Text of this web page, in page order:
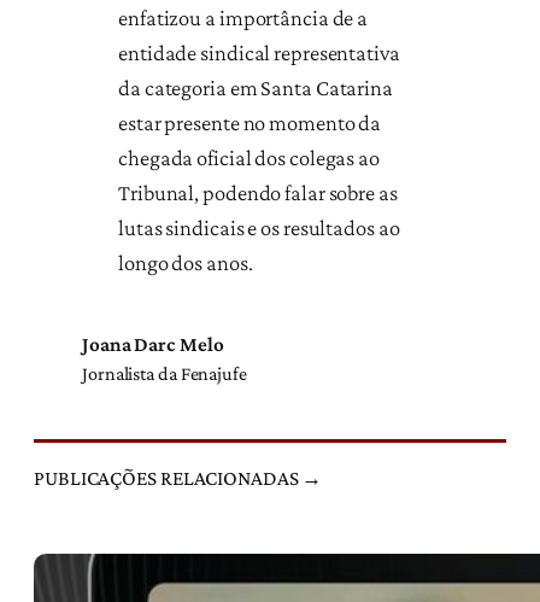
enfatizou a importância de a
entidade sindical representativa
da categoria em Santa Catarina
estar presente no momento da
chegada oficial dos colegas ao
Tribunal, podendo falar sobre as
lutas sindicais e os resultados ao
longo dos anos.
Joana Darc Melo
Jornalista da Fenajufe
PUBLICAÇÕES RELACIONADAS →